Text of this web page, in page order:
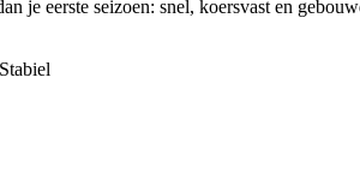
je eerste seizoen: snel, koersvast en